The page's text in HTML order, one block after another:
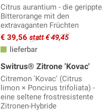
Citrus aurantium - die gerippte
Bitterorange mit den
extravaganten Früchten
€ 39,56 statt € 49,45
lieferbar
Switrus® Zitrone 'Kovac'
Citremon 'Kovac' (Citrus
limon × Poncirus trifoliata) -
eine seltene frostresistente
Zitronen-Hybride